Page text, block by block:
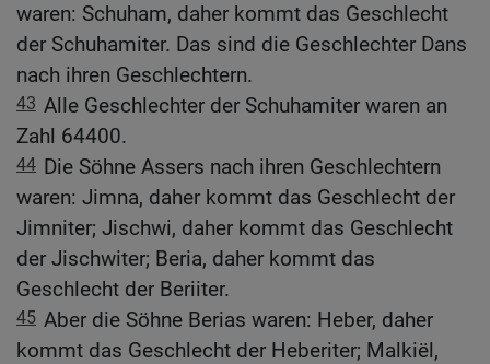
waren: Schuham, daher kommt das Geschlecht
der Schuhamiter. Das sind die Geschlechter Dans
nach ihren Geschlechtern.
43 Alle Geschlechter der Schuhamiter waren an
Zahl 64400.
44 Die Söhne Assers nach ihren Geschlechtern
waren: Jimna, daher kommt das Geschlecht der
Jimniter; Jischwi, daher kommt das Geschlecht
der Jischwiter; Beria, daher kommt das
Geschlecht der Beriiter.
45 Aber die Söhne Berias waren: Heber, daher
kommt das Geschlecht der Heberiter; Malkiël,